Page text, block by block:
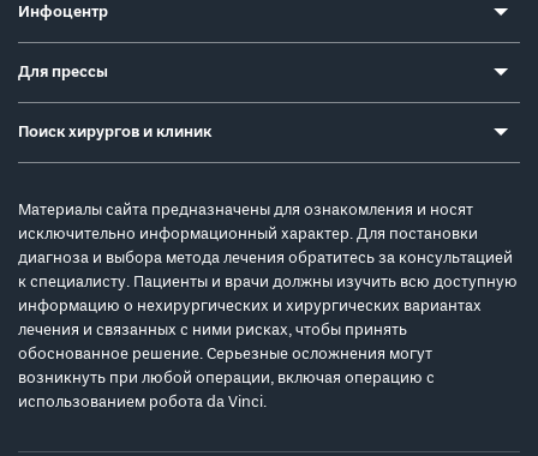
Инфоцентр
Для прессы
Поиск хирургов и клиник
Материалы сайта предназначены для ознакомления и носят
исключительно информационный характер. Для постановки
диагноза и выбора метода лечения обратитесь за консультацией
к специалисту. Пациенты и врачи должны изучить всю доступную
информацию о нехирургических и хирургических вариантах
лечения и связанных с ними рисках, чтобы принять
обоснованное решение. Серьезные осложнения могут
возникнуть при любой операции, включая операцию с
использованием робота da Vinci.